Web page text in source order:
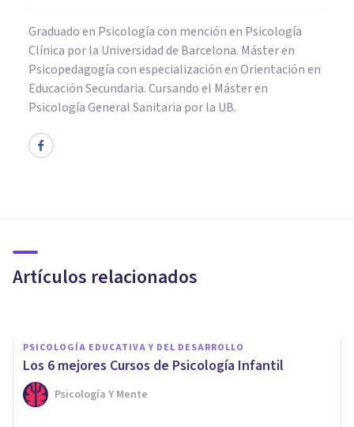
Graduado en Psicología con mención en Psicología
Clínica por la Universidad de Barcelona. Máster en
Psicopedagogía con especialización en Orientación en
Educación Secundaria. Cursando el Máster en
Psicología General Sanitaria por la UB.
Artículos relacionados
Vygotsky
PSICOLOGÍA EDUCATIVA Y DEL DESARROLLO
Los 6 mejores Cursos de Psicología Infantil
Psicología Y Mente